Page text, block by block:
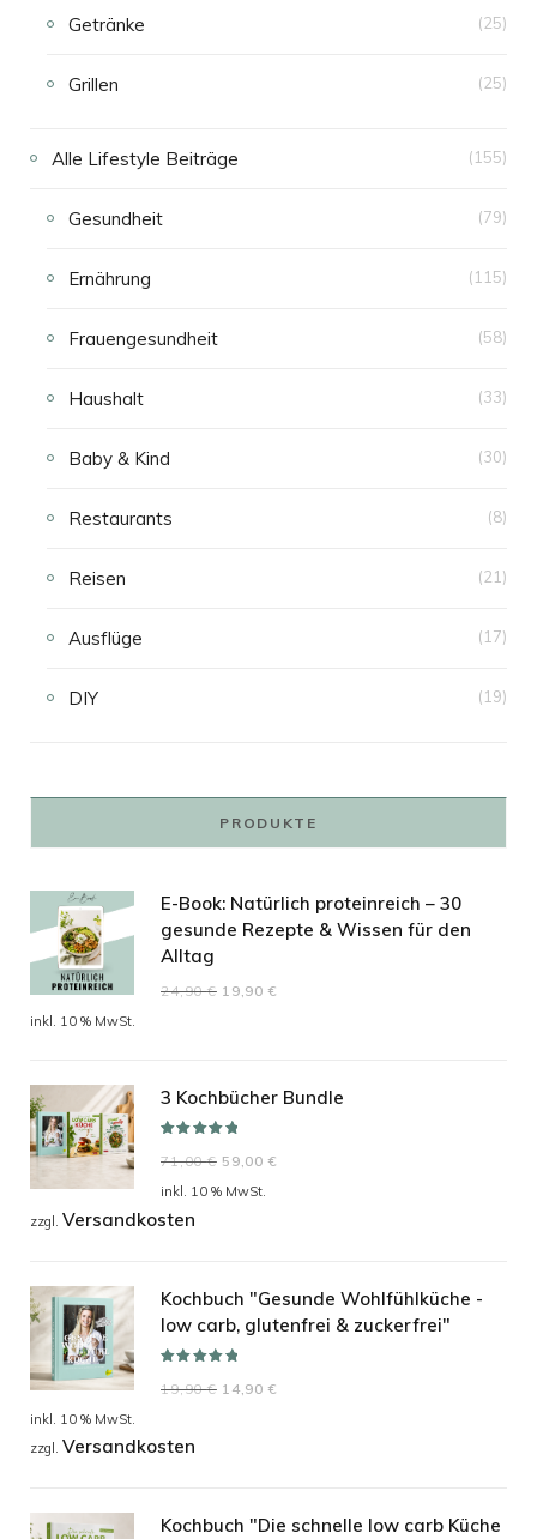
Getränke (25)
Grillen (25)
Alle Lifestyle Beiträge (155)
Gesundheit (79)
Ernährung (115)
Frauengesundheit (58)
Haushalt (33)
Baby & Kind (30)
Restaurants (8)
Reisen (21)
Ausflüge (17)
DIY (19)
PRODUKTE
E-Book: Natürlich proteinreich – 30
gesunde Rezepte & Wissen für den
Alltag
24,90€ Ursprünglicher
19,90 €
inkl. 10 % MwSt.
3 Kochbücher Bundle
5.00von 5
71,00€ Ursprünglicher
Preis
59,00 €
inkl. 10 % MwSt.
zzgl. Versandkosten
Kochbuch "Gesunde Wohlfühlküche -
low carb, glutenfrei & zuckerfrei"
5.00von 5
19,90€ Ursprünglicher
14,90 €
inkl. 10 % MwSt.
zzgl. Versandkosten
Kochbuch "Die schnelle low carb Küche